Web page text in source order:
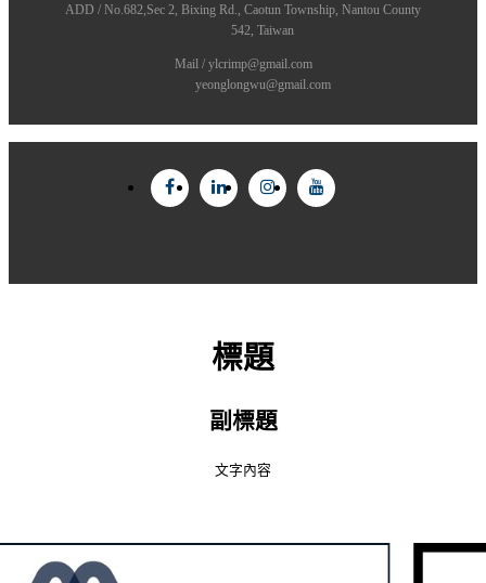
ADD / No.682,Sec 2, Bixing Rd., Caotun Township, Nantou County
542, Taiwan
Mail / ylcrimp@gmail.com
yeonglongwu@gmail.com
標題
副標題
文字內容